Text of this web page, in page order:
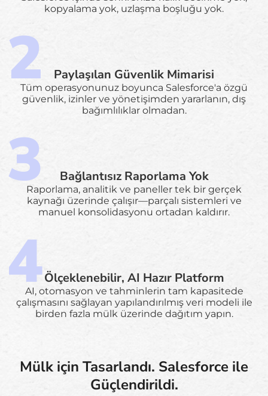
kopyalama yok, uzlaşma boşluğu yok.
Paylaşılan Güvenlik Mimarisi
Tüm operasyonunuz boyunca Salesforce'a özgü
güvenlik, izinler ve yönetişimden yararlanın, dış
bağımlılıklar olmadan.
Bağlantısız Raporlama Yok
Raporlama, analitik ve paneller tek bir gerçek
kaynağı üzerinde çalışır—parçalı sistemleri ve
manuel konsolidasyonu ortadan kaldırır.
Ölçeklenebilir, AI Hazır Platform
AI, otomasyon ve tahminlerin tam kapasitede
çalışmasını sağlayan yapılandırılmış veri modeli ile
birden fazla mülk üzerinde dağıtım yapın.
Mülk için Tasarlandı. Salesforce ile
Güçlendirildi.